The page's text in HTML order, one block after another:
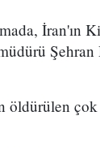
İran'ın
Şehran